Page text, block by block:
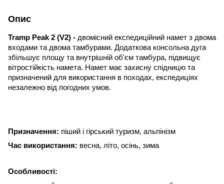
Опис
Tramp Peak 2 (V2) - двомісний експедиційний намет з двома
входами та двома тамбурами. Додаткова консольна дуга
збільшує площу та внутрішній об'єм тамбура, підвищує
вітростійкість намета. Намет має захисну спідницю та
призначений для використання в походах, експедиціях
незалежно від погодних умов.
Призначення: піший і гірський туризм, альпінізм
Час використання: весна, літо, осінь, зима
Особливості: